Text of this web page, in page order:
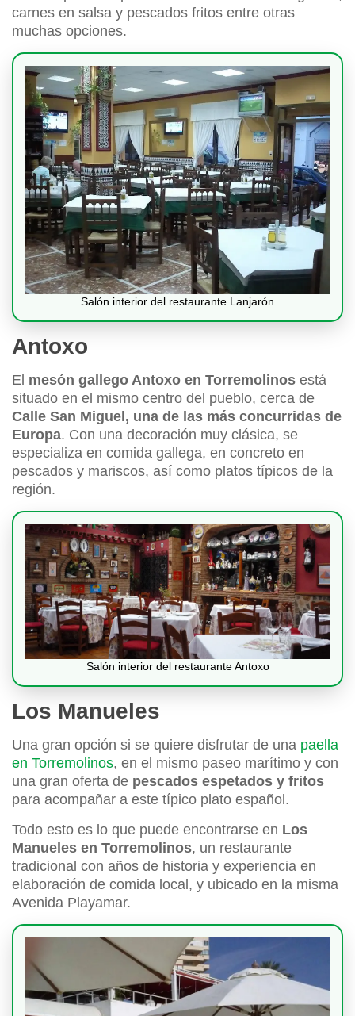
carnes en salsa y pescados fritos entre otras
muchas opciones.
Salón interior del restaurante Lanjarón
Antoxo
El mesón gallego Antoxo en Torremolinos está
situado en el mismo centro del pueblo, cerca de
Calle San Miguel, una de las más concurridas de
Europa. Con una decoración muy clásica, se
especializa en comida gallega, en concreto en
pescados y mariscos, así como platos típicos de la
región.
Salón interior del restaurante Antoxo
Los Manueles
Una gran opción si se quiere disfrutar de una paella
en Torremolinos, en el mismo paseo marítimo y con
una gran oferta de pescados espetados y fritos
para acompañar a este típico plato español.
Todo esto es lo que puede encontrarse en Los
Manueles en Torremolinos, un restaurante
tradicional con años de historia y experiencia en
elaboración de comida local, y ubicado en la misma
Avenida Playamar.